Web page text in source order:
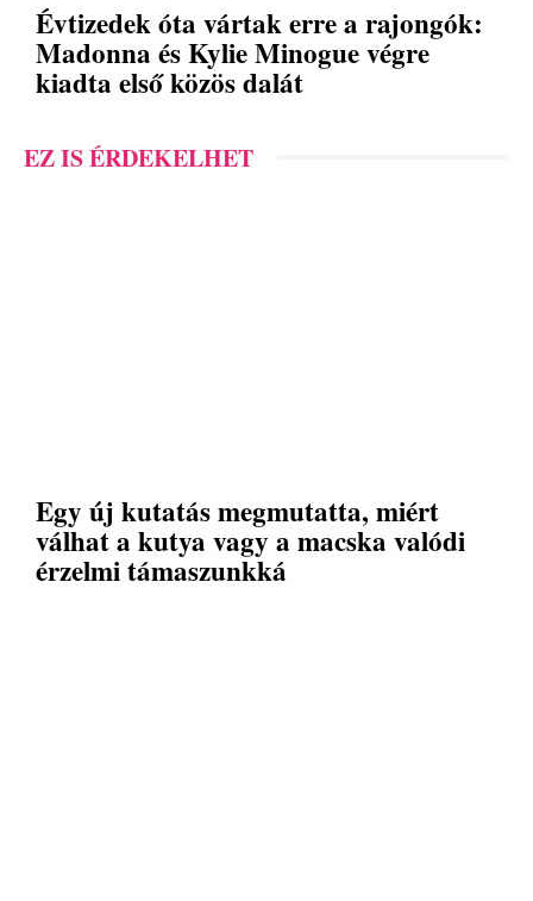
Évtizedek óta vártak erre a rajongók:
Madonna és Kylie Minogue végre
kiadta első közös dalát
EZ IS ÉRDEKELHET
Egy új kutatás megmutatta, miért
válhat a kutya vagy a macska valódi
érzelmi támaszunkká